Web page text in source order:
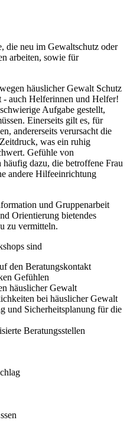
die neu im Gewaltschutz oder
arbeiten, sowie für
häuslicher Gewalt Schutz
- auch Helferinnen und Helfer!
Aufgabe gestellt,
Einerseits gilt es, für
andererseits verursacht die
was ein ruhig
Gefühle von
dazu, die betroffene Frau
andere Hilfeeinrichtung
und Gruppenarbeit
Orientierung bietendes
zu vermitteln.
sind
den Beratungskontakt
Gefühlen
häuslicher Gewalt
bei häuslicher Gewalt
und Sicherheitsplanung für die
Beratungsstellen